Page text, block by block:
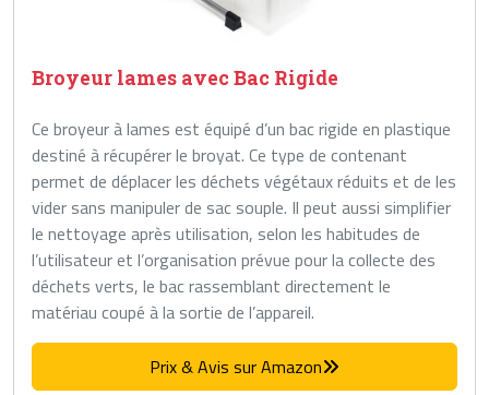
Broyeur lames avec Bac Rigide
Ce broyeur à lames est équipé d’un bac rigide en plastique
destiné à récupérer le broyat. Ce type de contenant
permet de déplacer les déchets végétaux réduits et de les
vider sans manipuler de sac souple. Il peut aussi simplifier
le nettoyage après utilisation, selon les habitudes de
l’utilisateur et l’organisation prévue pour la collecte des
déchets verts, le bac rassemblant directement le
matériau coupé à la sortie de l’appareil.
Prix & Avis sur Amazon